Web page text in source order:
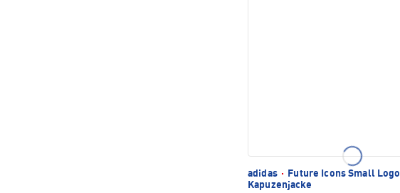
adidas ·
Future Icons Small Logo
Kapuzenjacke